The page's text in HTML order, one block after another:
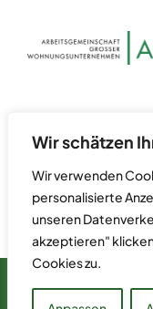
Wir schätzen
Wir verwenden
personalisierte
unseren
akzeptieren"
Cookies zu.
© 2024
(AGW) •